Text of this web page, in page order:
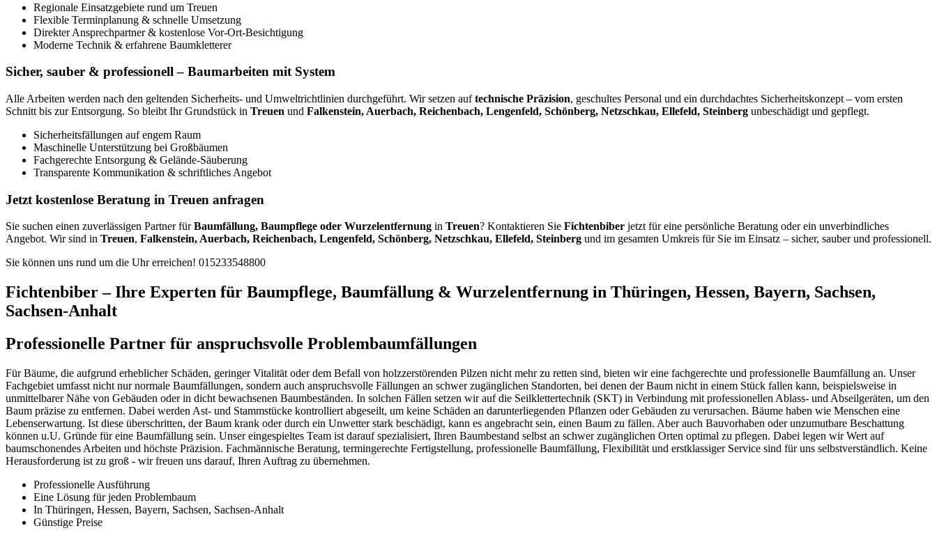
Regionale Einsatzgebiete rund um Treuen
Flexible Terminplanung & schnelle Umsetzung
Direkter Ansprechpartner & kostenlose Vor-Ort-Besichtigung
Moderne Technik & erfahrene Baumkletterer
Sicher, sauber & professionell – Baumarbeiten mit System
Alle Arbeiten werden nach den geltenden Sicherheits- und Umweltrichtlinien durchgeführt. Wir setzen auftechnische Präzision, geschultes Personal und ein durchdachtes Sicherheitskonzept – vom ersten
Schnitt bis zur Entsorgung. So bleibt Ihr Grundstück in Treuen und Falkenstein, Auerbach, Reichenbach, Lengenfeld, Schönberg, Netzschkau, Ellefeld, Steinberg unbeschädigt und gepflegt.
Sicherheitsfällungen auf engem Raum
Maschinelle Unterstützung bei Großbäumen
Fachgerechte Entsorgung & Gelände-Säuberung
Transparente Kommunikation & schriftliches Angebot
Jetzt kostenlose Beratung in Treuen anfragen
Sie suchen einen zuverlässigen Partner fürBaumfällung, Baumpflege oder Wurzelentfernung in Treuen? Kontaktieren Sie Fichtenbiber jetzt für eine persönliche Beratung oder ein unverbindliches
Angebot. Wir sind in Treuen, Falkenstein, Auerbach, Reichenbach, Lengenfeld, Schönberg, Netzschkau, Ellefeld, Steinberg und im gesamten Umkreis für Sie im Einsatz – sicher, sauber und professionell.
Sie können uns rund um die Uhr erreichen! 015233548800
Fichtenbiber – Ihre Experten für Baumpflege, Baumfällung & Wurzelentfernung in Thüringen, Hessen, Bayern, Sachsen,
Sachsen-Anhalt
Professionelle Partner für anspruchsvolle Problembaumfällungen
Für Bäume, die aufgrund erheblicher Schäden, geringer Vitalität oder dem Befall von holzzerstörenden Pilzen nicht mehr zu retten sind, bieten wir eine fachgerechte und professionelle Baumfällung an. Unser
Fachgebiet umfasst nicht nur normale Baumfällungen, sondern auch anspruchsvolle Fällungen an schwer zugänglichen Standorten, bei denen der Baum nicht in einem Stück fallen kann, beispielsweise in
unmittelbarer Nähe von Gebäuden oder in dicht bewachsenen Baumbeständen. In solchen Fällen setzen wir auf die Seilklettertechnik (SKT) in Verbindung mit professionellen Ablass- und Abseilgeräten, um den
Baum präzise zu entfernen. Dabei werden Ast- und Stammstücke kontrolliert abgeseilt, um keine Schäden an darunterliegenden Pflanzen oder Gebäuden zu verursachen. Bäume haben wie Menschen eine
Lebenserwartung. Ist diese überschritten, der Baum krank oder durch ein Unwetter stark beschädigt, kann es angebracht sein, einen Baum zu fällen. Aber auch Bauvorhaben oder unzumutbare Beschattung
können u.U. Gründe für eine Baumfällung sein. Unser eingespieltes Team ist darauf spezialisiert, Ihren Baumbestand selbst an schwer zugänglichen Orten optimal zu pflegen. Dabei legen wir Wert auf
baumschonendes Arbeiten und höchste Präzision. Fachmännische Beratung, termingerechte Fertigstellung, professionelle Baumfällung, Flexibilität und erstklassiger Service sind für uns selbstverständlich. Keine
Herausforderung ist zu groß - wir freuen uns darauf, Ihren Auftrag zu übernehmen.
Professionelle Ausführung
Eine Lösung für jeden Problembaum
In Thüringen, Hessen, Bayern, Sachsen, Sachsen-Anhalt
Günstige Preise